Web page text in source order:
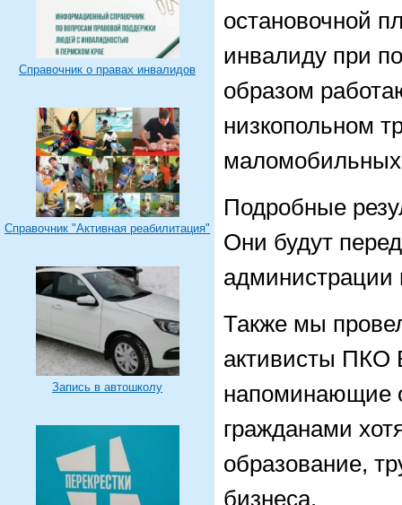
Справочник о правах инвалидов
Справочник "Активная реабилитация"
Запись в автошколу
остановочной
инвалиду при
образом
низкопольном
Подробные
Они будут
администрации
Также мы
активисты ПКО
напоминающие
гражданами
образование,
бизнеса.